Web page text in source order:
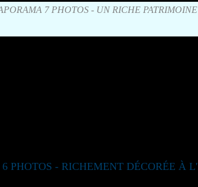
7 PHOTOS - UN RICHE PATRIMOINE